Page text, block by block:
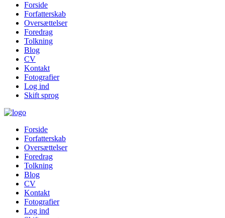
Forside
Forfatterskab
Oversættelser
Foredrag
Tolkning
Blog
CV
Kontakt
Fotografier
Log ind
Skift sprog
Forside
Forfatterskab
Oversættelser
Foredrag
Tolkning
Blog
CV
Kontakt
Fotografier
Log ind